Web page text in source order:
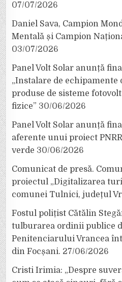
07/07/2026
Daniel Sava, Campion
Mentală și Campion
03/07/2026
Panel Volt Solar anunță
„Instalare de echipamente
produse de sisteme
fizice” 30/06/2026
Panel Volt Solar anunță
aferente unui proiect
verde 30/06/2026
Comunicat de presă.
proiectul „Digitalizarea
comunei Tulnici, județul
Fostul polițist Cătălin
tulburarea ordinii publice
Penitenciarului Vrancea
din Focșani. 27/06/2026
Cristi Irimia: „Despre